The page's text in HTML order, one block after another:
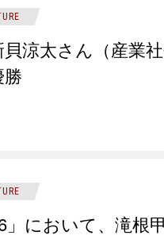
涼太さん（産業
」において、滝根